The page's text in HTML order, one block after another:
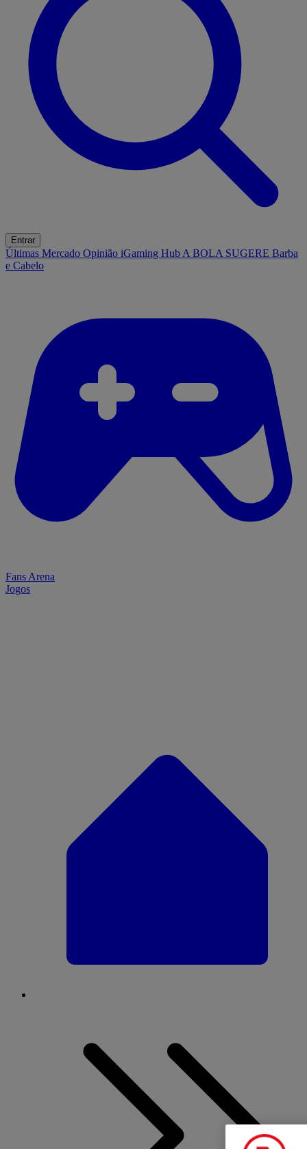
Entrar
Últimas Mercado Opinião iGaming Hub A BOLA SUGERE Barba
e Cabelo
Fans Arena
Jogos